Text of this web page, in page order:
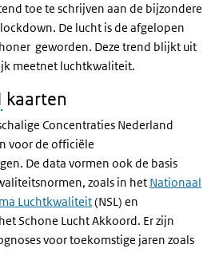
toe te schrijven aan de bijzondere
De lucht is de afgelopen
geworden. Deze trend blijkt uit
meetnet luchtkwaliteit.
kaarten
Concentraties Nederland
voor de officiële
De data vormen ook de basis
zoals in het Nationaal
Luchtkwaliteit(NSL) en
Schone Lucht Akkoord. Er zijn
voor toekomstige jaren zoals